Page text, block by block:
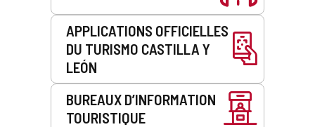
APPLICATIONS OFFICIELLES
DU TURISMO CASTILLA Y
LEÓN
BUREAUX D’INFORMATION
TOURISTIQUE